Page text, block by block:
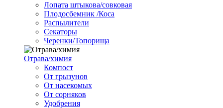
Лопата штыкова/совковая
Плодосбемник /Коса
Распылители
Секаторы
Черенки/Топорища
Отрава/химия
Компост
От грызунов
От насекомых
От сорняков
Удобрения